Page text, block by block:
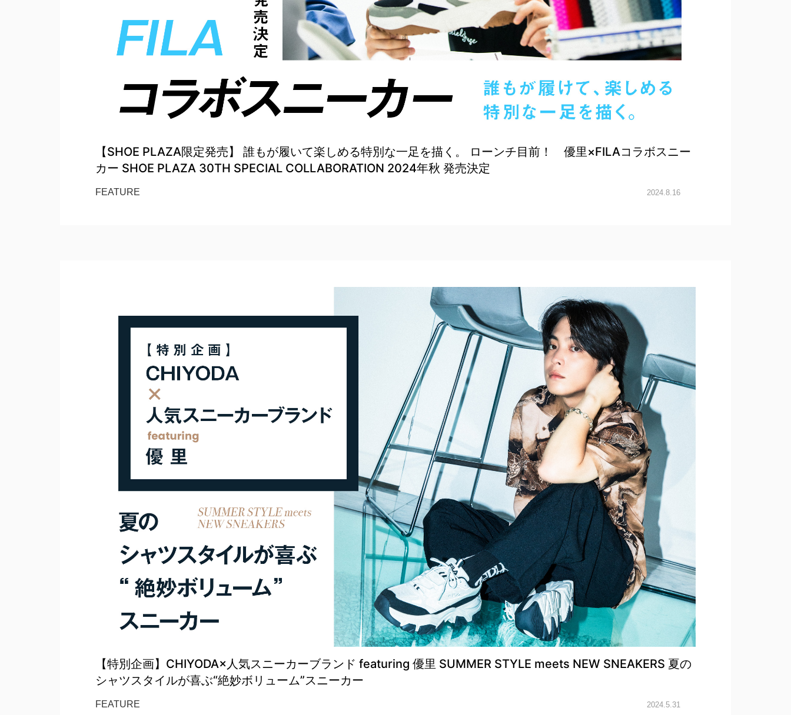
【SHOE PLAZA限定発売】 誰もが履いて楽しめる特別な一足を描く。 ローンチ目前！ 優里×FILAコラボスニー
カー SHOE PLAZA 30TH SPECIAL COLLABORATION 2024年秋 発売決定
FEATURE 2024.8.16
【特別企画】CHIYODA×人気スニーカーブランド featuring 優里 SUMMER STYLE meets NEW SNEAKERS 夏の
シャツスタイルが喜ぶ“絶妙ボリューム”スニーカー
FEATURE 2024.5.31